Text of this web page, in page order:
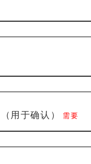
用于确认） 需要